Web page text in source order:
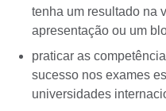
tenha um resultado na
apresentação ou um
praticar as
sucesso nos exames
universidades